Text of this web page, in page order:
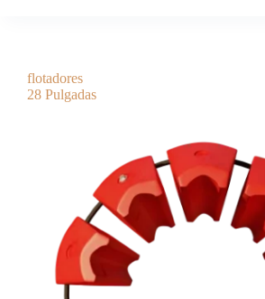
flotadores
28 Pulgadas